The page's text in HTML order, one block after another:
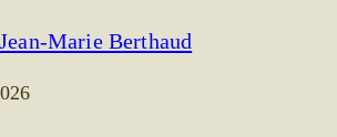
Marie Berthaud